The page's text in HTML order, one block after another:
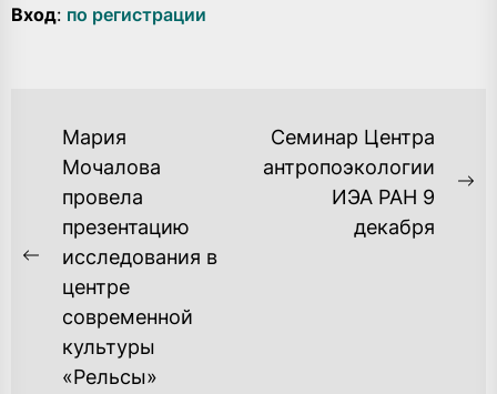
Вход: по регистрации
НАВИГАЦИЯ
ЗАПИСЯМ
Previous
post:
Мария
Мочалова
провела
презентацию
исследования в
центре
современной
культуры
«Рельсы»
Семинар Центра
антропоэкологии
ИЭА РАН 9
декабря